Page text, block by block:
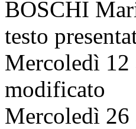
BOSCHI
testo
Mercoledì 12
modificato
Mercoledì 26